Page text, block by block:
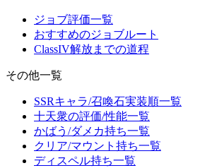
ジョブ評価一覧
おすすめのジョブルート
ClassIV解放までの道程
その他一覧
SSRキャラ/召喚石実装順一覧
十天衆の評価/性能一覧
かばう/ダメカ持ち一覧
クリア/マウント持ち一覧
ディスペル持ち一覧